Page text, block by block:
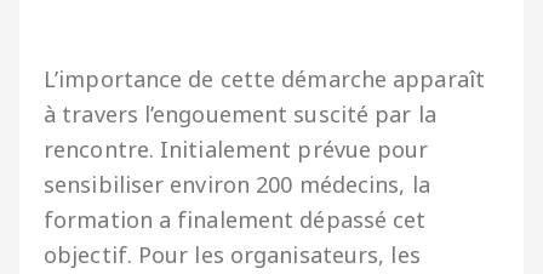
L’importance de cette démarche apparaît
à travers l’engouement suscité par la
rencontre. Initialement prévue pour
sensibiliser environ 200 médecins, la
formation a finalement dépassé cet
objectif. Pour les organisateurs, les